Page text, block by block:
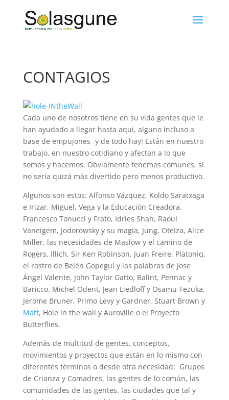
CONTAGIOS
Cada uno de nosotros tiene en su vida gentes que le
han ayudado a llegar hasta aquí, alguno incluso a
base de empujones -y de todo hay! Están en nuestro
trabajo, en nuestro cotidiano y afectan a lo que
somos y hacemos. Obviamente tenemos comunes, si
no sería quizá más divertido pero menos productivo.
Algunos son estos: Alfonso Vázquez, Koldo Saratxaga
e Irizar, Miguel, Vega y la Educación Creadora,
Francesco Tonucci y Frato, Idries Shah, Raoul
Vaneigem, Jodorowsky y su magia, Jung, Oteiza, Alice
Miller, las necesidades de Maslow y el camino de
Rogers, Illich, Sir Ken Robinson, Juan Freire, Platoniq,
el rostro de Belén Gopegui y las palabras de Jose
Ángel Valente, John Taylor Gatto, Balint, Pennac y
Baricco, Michel Odent, Jean Liedloff y Osamu Tezuka,
Jerome Bruner, Primo Levy y Gardner, Stuart Brown y
Matt, Hole in the wall y Auroville o el Proyecto
Butterflies.
Además de multitud de gentes, conceptos,
movimientos y proyectos que están en lo mismo con
diferentes términos o desde otra necesidad: Grupos
de Crianza y Comadres, las gentes de lo común, las
comunidades de las gentes, las ciudades que tal y